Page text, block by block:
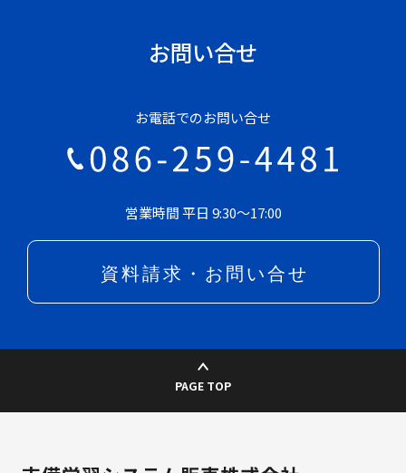
お問い合せ
お電話でのお問い合せ
営業時間 平日 9:30～17:00
PAGE TOP